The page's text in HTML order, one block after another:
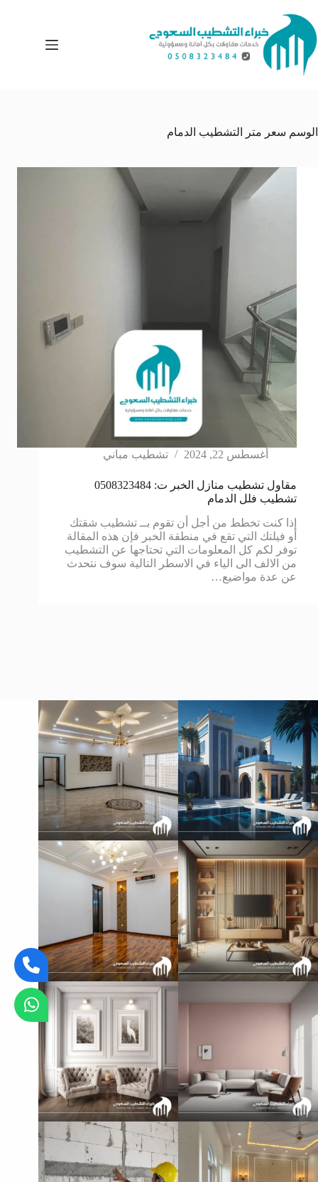
إلى
المحتوى
الوسم سعر متر التشطيب الدمام
أغسطس 22, 2024 تشطيب مباني
مقاول تشطيب منازل الخبر ت: 0508323484
تشطيب فلل الدمام
إذا كنت تخطط من أجل أن تقوم بــ تشطيب شقتك
أو فيلتك التي تقع في منطقة الخبر فإن هذه المقالة
توفر لكم كل المعلومات التي تحتاجها عن التشطيب
من الالف الى الياء في الاسطر التالية سوف نتحدث
عن عدة مواضيع…